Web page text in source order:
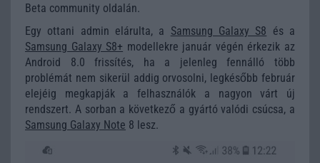
Beta community oldalán.
Egy ottani admin elárulta, a Samsung Galaxy S8 és a
Samsung Galaxy S8+ modellekre január végén érkezik az
Android 8.0 frissítés, ha a jelenleg fennálló több
problémát nem sikerül addig orvosolni, legkésőbb február
elejéig megkapják a felhasználók a nagyon várt új
rendszert. A sorban a következő a gyártó valódi csúcsa, a
Samsung Galaxy Note 8 lesz.